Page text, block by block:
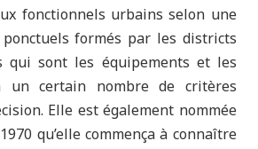
fonctionnels urbains selon une
formés par les districts
qui sont les équipements et les
certain nombre de critères
Elle est également nommée
qu’elle commença à connaître